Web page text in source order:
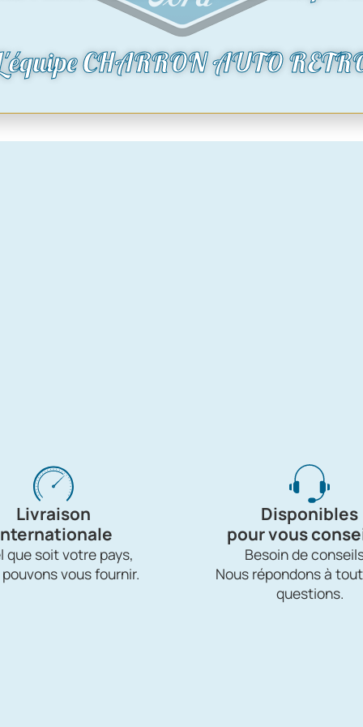
rupture de stock
Livraison
que soit votre pays,
vous fournir.
Disponibles
pour vous
Besoin de
Nous répondons à
questions.
CHARRON AUTO